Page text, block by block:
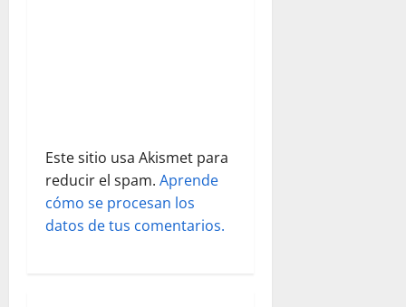
a
d
a
Este sitio usa Akismet para
reducir el spam. Aprende
cómo se procesan los
datos de tus comentarios.